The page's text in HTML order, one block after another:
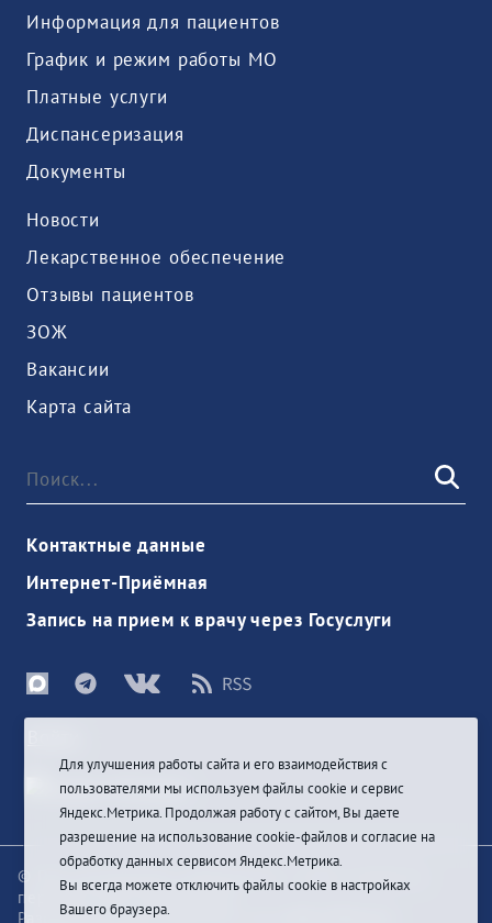
Информация для пациентов
График и режим работы МО
Платные услуги
Диспансеризация
Документы
Новости
Лекарственное обеспечение
Отзывы пациентов
ЗОЖ
Вакансии
Карта сайта
Контактные данные
Интернет-Приёмная
Запись на прием к врачу через Госуслуги
© При цитировании информации с сайта ссылка на
первоисточник обязательна
Разработка и техподдержка сайта
Для улучшения работы сайта и его взаимодействия с
пользователями мы используем файлы cookie и сервис
Яндекс.Метрика. Продолжая работу с сайтом, Вы даете
разрешение на использование cookie-файлов и согласие на
обработку данных сервисом Яндекс.Метрика.
Вы всегда можете отключить файлы cookie в настройках
Вашего браузера.